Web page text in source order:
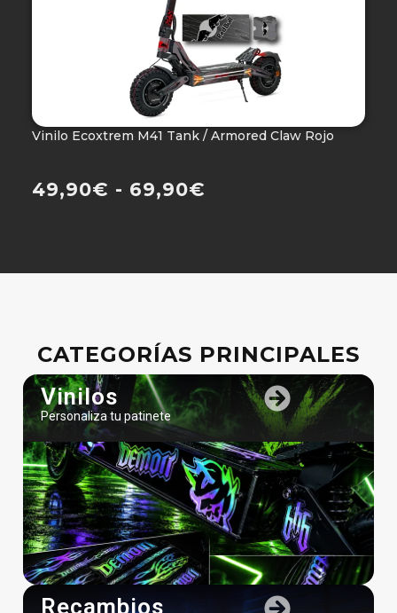
Vinilo Ecoxtrem M41 Tank / Armored Claw Rojo
49,90€ - 69,90€
CATEGORÍAS PRINCIPALES
Vinilos
Personaliza tu patinete
Recambios